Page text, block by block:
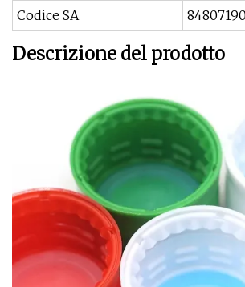
Codice SA
Descrizione del prodotto